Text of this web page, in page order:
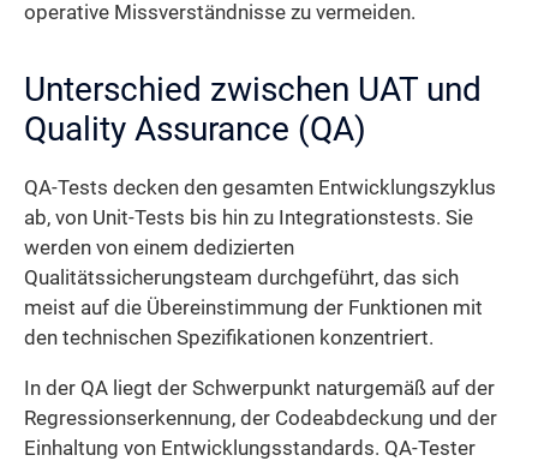
operative Missverständnisse zu vermeiden.
Unterschied zwischen UAT und
Quality Assurance (QA)
QA-Tests decken den gesamten Entwicklungszyklus
ab, von Unit-Tests bis hin zu Integrationstests. Sie
werden von einem dedizierten
Qualitätssicherungsteam durchgeführt, das sich
meist auf die Übereinstimmung der Funktionen mit
den technischen Spezifikationen konzentriert.
In der QA liegt der Schwerpunkt naturgemäß auf der
Regressionserkennung, der Codeabdeckung und der
Einhaltung von Entwicklungsstandards. QA-Tester